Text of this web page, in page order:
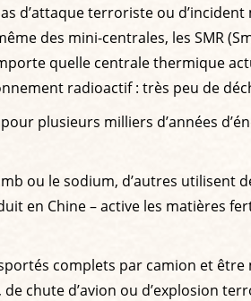
d’attaque terroriste ou
des mini-centrales, les SMR
quelle centrale thermique
radioactif : très peu de
plusieurs milliers d’années
ou le sodium, d’autres utilisent
en Chine – active les matières
complets par camion et
chute d’avion ou d’explosion